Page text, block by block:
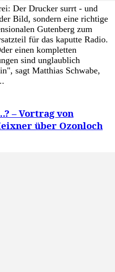
Der Drucker surrt - und
Bild, sondern eine richtige
Gutenberg zum
für das kaputte Radio.
einen kompletten
sind unglaublich
sagt Matthias Schwabe,
– Vortrag von
über Ozonloch